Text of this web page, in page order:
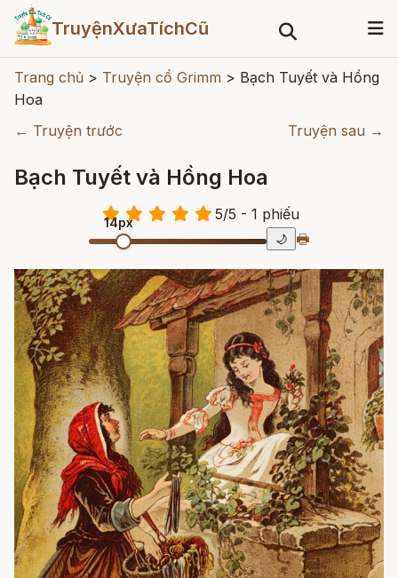
TruyệnXưaTíchCũ
Trang chủ > Truyện cổ Grimm > Bạch Tuyết và Hồng
Hoa
← Truyện trước
Truyện sau →
Bạch Tuyết và Hồng Hoa
5/5 - 1 phiếu
14px
🌙 🖶